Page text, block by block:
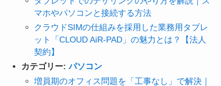
マホやパソコンと接続する方法
クラウドSIMの仕組みを採用した業務用タブレ
ット「CLOUD AiR-PAD」の魅力とは？【法人
契約】
カテゴリー:パソコン
増員期のオフィス問題を「工事なし」で解決｜